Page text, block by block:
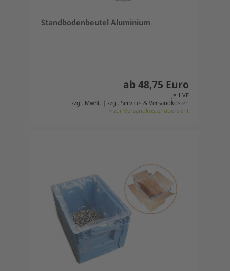
Standbodenbeutel Aluminium
ab 48,75 Euro
je 1 VE
zzgl. MwSt. | zzgl. Service- & Versandkosten
> zur Versandkostenübersicht